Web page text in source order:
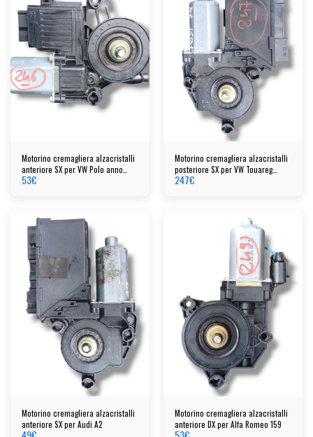
Motorino cremagliera alzacristalli
anteriore SX per VW Polo anno
2018
53€
Motorino cremagliera alzacristalli
posteriore SX per VW Touareg
(2005-2011)
247€
Motorino cremagliera alzacristalli
anteriore SX per Audi A2
Motorino cremagliera alzacristalli
anteriore DX per Alfa Romeo 159